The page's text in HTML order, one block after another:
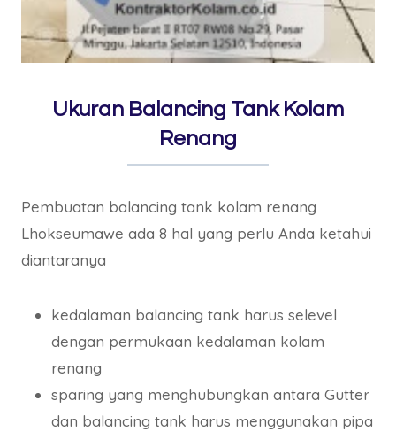
Ukuran Balancing Tank Kolam
Renang
Pembuatan balancing tank kolam renang
Lhokseumawe ada 8 hal yang perlu Anda ketahui
diantaranya
kedalaman balancing tank harus selevel
dengan permukaan kedalaman kolam
renang
sparing yang menghubungkan antara Gutter
dan balancing tank harus menggunakan pipa